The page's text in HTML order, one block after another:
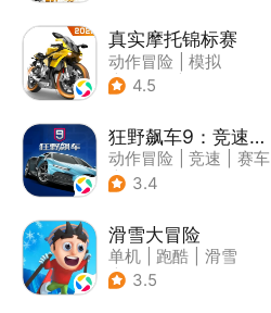
真实摩托锦标赛
动作冒险
模拟
| 摩托车
4.5
狂野飙车9：竞速传奇
动作冒险 竞速
赛车
| 狂野飙车
3.4
滑雪大冒险
单机 跑酷
滑雪
| 游道易
3.5